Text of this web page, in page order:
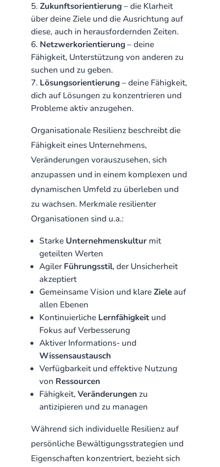
Zukunftsorientierung– die Klarheit
über deine Ziele und die Ausrichtung auf
diese, auch in herausfordernden Zeiten.
Netzwerkorientierung– deine
Fähigkeit, Unterstützung von anderen zu
suchen und zu geben.
Lösungsorientierung– deine Fähigkeit,
dich auf Lösungen zu konzentrieren und
Probleme aktiv anzugehen.
Organisationale Resilienz beschreibt die
Fähigkeit eines Unternehmens,
Veränderungen vorauszusehen, sich
anzupassen und in einem komplexen und
dynamischen Umfeld zu überleben und
zu wachsen. Merkmale resilienter
Organisationen sind u.a.:
Starke Unternehmenskulturmit
geteilten Werten
Agiler Führungsstil, der Unsicherheit
akzeptiert
Gemeinsame Vision und klareZieleauf
allen Ebenen
Kontinuierliche Lernfähigkeitund
Fokus auf Verbesserung
Aktiver Informations- und
Wissensaustausch
Verfügbarkeit und effektive Nutzung
von Ressourcen
Fähigkeit, Veränderungen zu
antizipieren und zu managen
Während sich individuelle Resilienz auf
persönliche Bewältigungsstrategien und
Eigenschaften konzentriert, bezieht sich